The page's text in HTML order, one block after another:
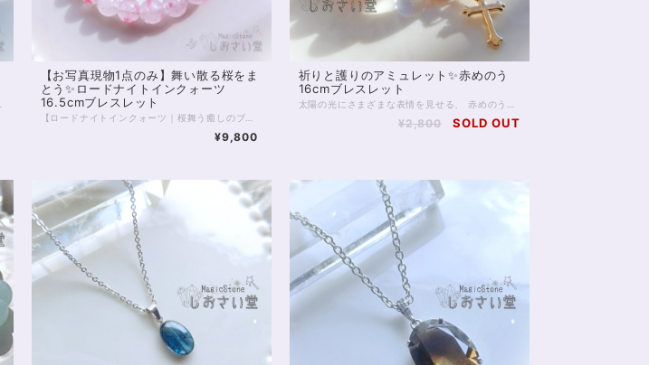
【お写真現物1点のみ】舞い散る桜をま
とう✨ロードナイトインクォーツ
16.5cmブレスレット
¥9,800
祈りと護りのアミュレット✨赤めのう
16cmブレスレット
¥2,800 SOLD OUT